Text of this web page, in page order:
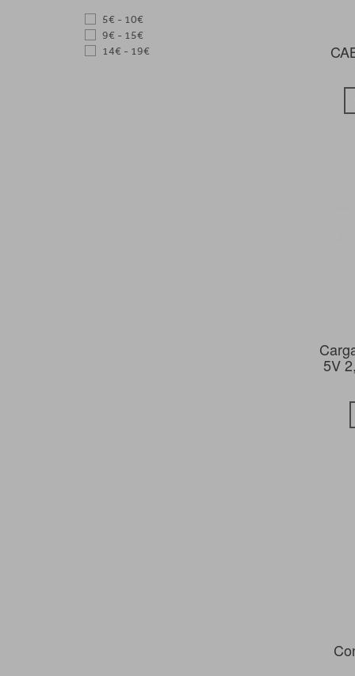
5€ - 10€
9€ - 15€
14€ - 19€
5V